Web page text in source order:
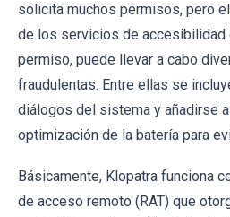
solicita muchos permisos, pero
de los servicios de accesibilidad
permiso, puede llevar a cabo
fraudulentas. Entre ellas se
diálogos del sistema y añadirse
optimización de la batería para
Básicamente, Klopatra funciona
de acceso remoto (RAT) que